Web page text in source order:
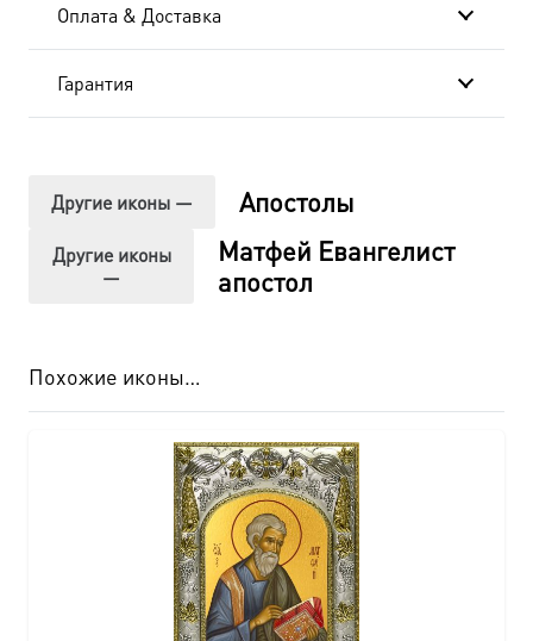
463
Оплата & Доставка
Гарантия
Другие иконы — Апостолы
Другие иконы
—
Матфей Евангелист
апостол
Похожие иконы…